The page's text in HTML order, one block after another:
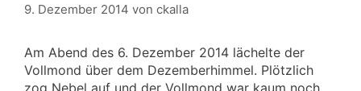
9. Dezember 2014 von ckalla
Am Abend des 6. Dezember 2014 lächelte der
Vollmond über dem Dezemberhimmel. Plötzlich
zog Nebel auf und der Vollmond war kaum noch